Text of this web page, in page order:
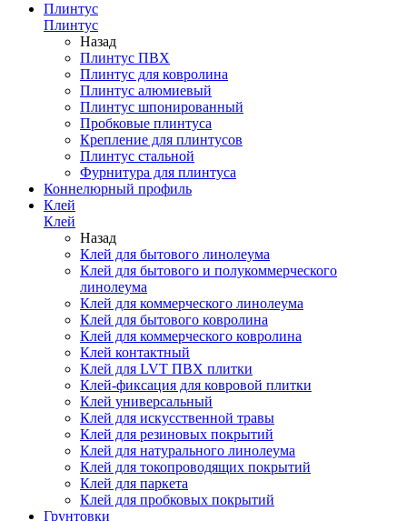
Плинтус
Плинтус
Назад
Плинтус ПВХ
Плинтус для ковролина
Плинтус алюмиевый
Плинтус шпонированный
Пробковые плинтуса
Крепление для плинтусов
Плинтус стальной
Фурнитура для плинтуса
Коннелюрный профиль
Клей
Клей
Назад
Клей для бытового линолеума
Клей для бытового и полукоммерческого
линолеума
Клей для коммерческого линолеума
Клей для бытового ковролина
Клей для коммерческого ковролина
Клей контактный
Клей для LVT ПВХ плитки
Клей-фиксация для ковровой плитки
Клей универсальный
Клей для искусственной травы
Клей для резиновых покрытий
Клей для натурального линолеума
Клей для токопроводящих покрытий
Клей для паркета
Клей для пробковых покрытий
Грунтовки